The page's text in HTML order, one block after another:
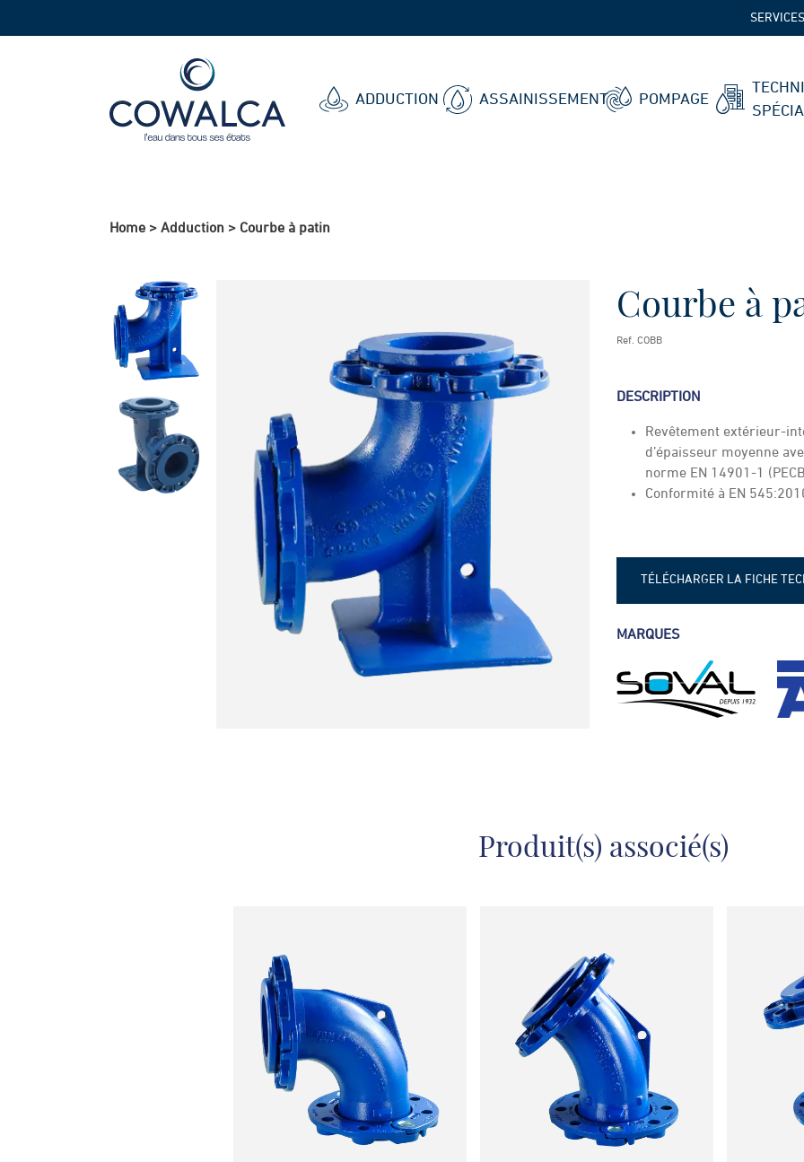
ADDUCTION ASSAINISSEMENT POMPAGE
SERVICES
Home > Adduction > Courbe à patin
Courbe à
Ref. COBB
DESCRIPTION
Revêtement extérieur-
d’épaisseur moyenne
norme EN 14901-1
Conformité à EN
TÉLÉCHARGER LA FICHE
fiche-technique-courbe à
MARQUES
Produit(s) associé(s)